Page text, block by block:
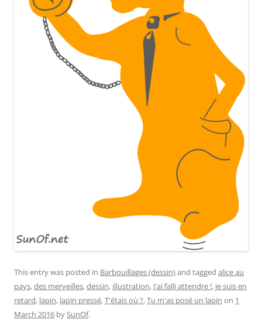
This entry was posted in Barbouillages (dessin)and tagged alice au
pays,des merveilles,dessin, illustration, J'ai falli attendre !, je suis en
retard, lapin, lapin pressé,T'étais où ?,Tu m'as posé un lapin on 1
March 2016 bySunOf.